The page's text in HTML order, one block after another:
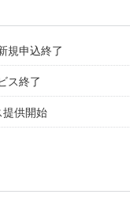
規申込終了
ス終了
提供開始